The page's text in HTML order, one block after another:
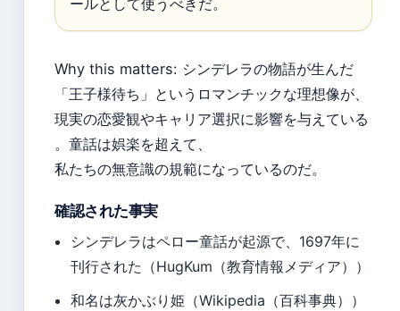
ールとして使うべきだ。
Why this matters: シンデレラの物語が生んだ
「王子様待ち」というロマンチックな理想像が、
現実の恋愛観やキャリア選択に影響を与えている
。童話は娯楽を超えて、
私たちの無意識の規範になっているのだ。
確認された事実
シンデレラはペロー童話が起源で、1697年に
刊行された（HugKum（教育情報メディア））
和名は灰かぶり姫（Wikipedia（百科事典））